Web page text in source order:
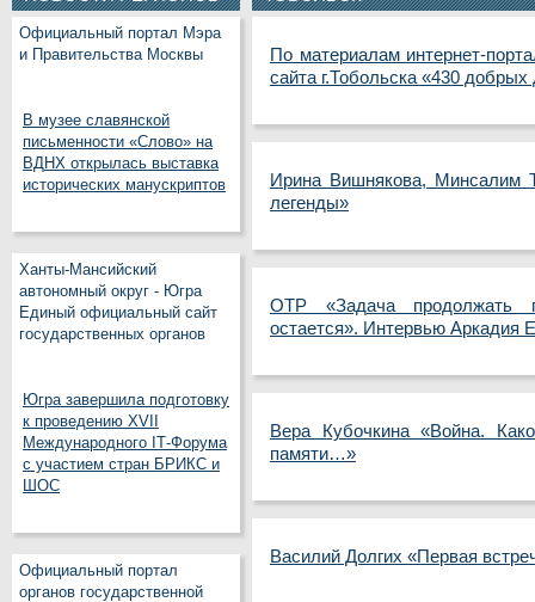
Официальный портал Мэра
и Правительства Москвы
В музее славянской
письменности «Слово» на
ВДНХ открылась выставка
исторических манускриптов
Ханты-Мансийский
автономный округ - Югра
Единый официальный сайт
государственных органов
Югра завершила подготовку
к проведению XVII
Международного IT‑Форума
с участием стран БРИКС и
ШОС
Официальный портал
органов государственной
По материалам интернет-
сайта г.Тобольска «430
Ирина Вишнякова, Минсалим
легенды»
ОТР «Задача продолжать
остается». Интервью Аркадия
Вера Кубочкина «Война.
памяти…»
Василий Долгих «Первая